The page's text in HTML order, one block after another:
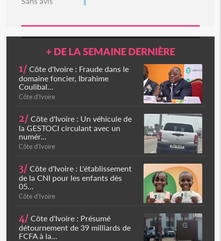
+ DE LA SEMAINE DERNIÈRE
1/ Côte d'Ivoire : Fraude dans le
domaine foncier, Ibrahime
Coulibal...
Côte d'Ivoire
2/ Côte d'Ivoire : Un véhicule de
la GESTOCI circulant avec un
numér...
Côte d'Ivoire
3/ Côte d'Ivoire : L'établissement
de la CNI pour les enfants dès
05...
Côte d'Ivoire
4/ Côte d'Ivoire : Présumé
détournement de 39 milliards de
FCFA à la...